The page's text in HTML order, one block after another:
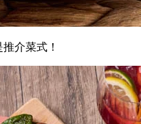
介菜式！